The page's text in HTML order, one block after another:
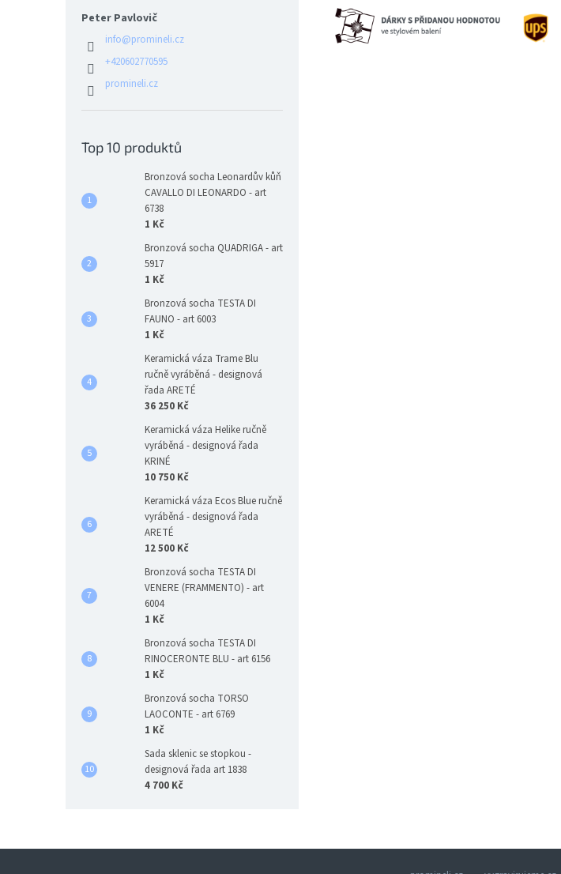
Peter Pavlovič
info@promineli.cz
+420602770595
promineli.cz
Top 10 produktů
Bronzová socha Leonardův kůň
CAVALLO DI LEONARDO - art
6738
1 Kč
Bronzová socha QUADRIGA - art
5917
1 Kč
Bronzová socha TESTA DI
FAUNO - art 6003
1 Kč
Keramická váza Trame Blu
ručně vyráběná - designová
řada ARETÉ
36 250 Kč
Keramická váza Helike ručně
vyráběná - designová řada
KRINÉ
10 750 Kč
Keramická váza Ecos Blue ručně
vyráběná - designová řada
ARETÉ
12 500 Kč
Bronzová socha TESTA DI
VENERE (FRAMMENTO) - art
6004
1 Kč
Bronzová socha TESTA DI
RINOCERONTE BLU - art 6156
1 Kč
Bronzová socha TORSO
LAOCONTE - art 6769
1 Kč
Sada sklenic se stopkou -
designová řada art 1838
4 700 Kč